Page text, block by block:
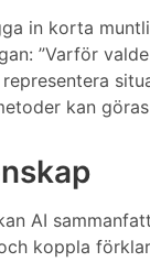
in korta
”Varför
kan
AI
koppla